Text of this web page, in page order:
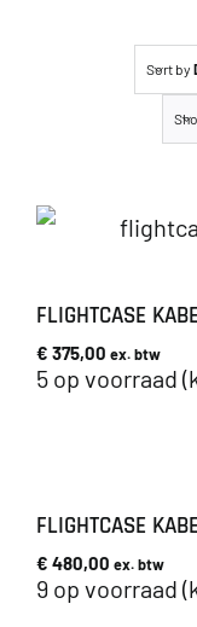
Sort by
FLIGHTCASE
€ 375,00 ex. btw
5 op voorraad
FLIGHTCASE
€ 480,00 ex. btw
9 op voorraad